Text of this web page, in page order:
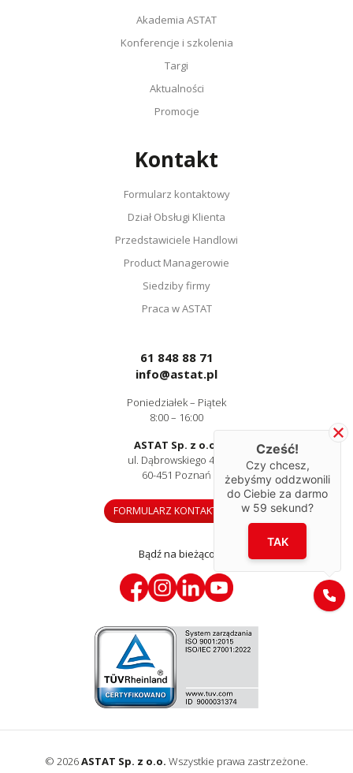
Akademia ASTAT
Konferencje i szkolenia
Targi
Aktualności
Promocje
Kontakt
Formularz kontaktowy
Dział Obsługi Klienta
Przedstawiciele Handlowi
Product Managerowie
Siedziby firmy
Praca w ASTAT
61 848 88 71
info@astat.pl
Poniedziałek – Piątek
8:00 – 16:00
ASTAT Sp. z o.o.
ul. Dąbrowskiego 441
60-451 Poznań
FORMULARZ KONTAKTOWY
Bądź na bieżąco
© 2026ASTAT Sp. z o.o. Wszystkie prawa zastrzeżone.
Cześć!
Czy chcesz,
żebyśmy oddzwonili
do Ciebie za darmo
w 59 sekund?
TAK